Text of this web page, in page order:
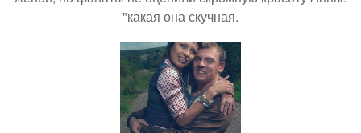
"какая она скучная.